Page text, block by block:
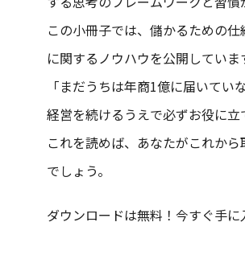
この小冊子では、儲かるための
に関するノウハウを公開していま
「まだうちは年商1億に届いてい
経営を続けるうえで必ずお役に立
これを読めば、あなたがこれか
でしょう。
ダウンロードは無料！今すぐ手に